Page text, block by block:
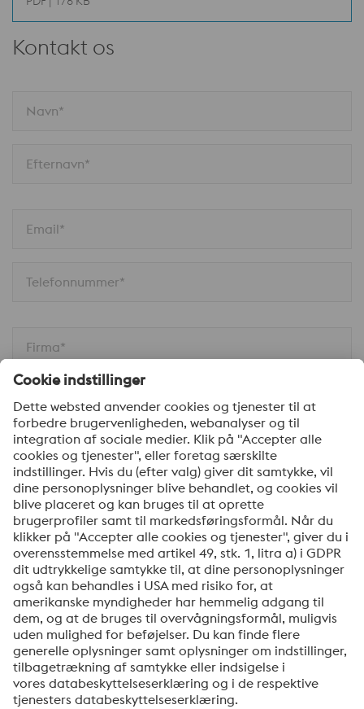
Kontakt os
Navn*
Efternavn*
Email*
Telefonnummer*
Firma*
Din besked*
Ja tak, hold mig opdateret med de seneste nyheder
om produkter, indbydelser til seminarer/webinarer og
anden relevant information. Du kan til enhver tid
afmelde dig via linket, som findes nederst i vores
nyhedsbreve.
Send
Jeg er ikke en robot
Klik for at starte verifikationen